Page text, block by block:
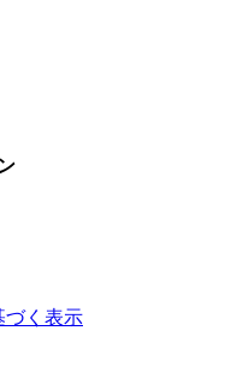
づく表示